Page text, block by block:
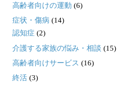
高齢者向けの運動 (6)
症状・傷病 (14)
認知症 (2)
介護する家族の悩み・相談 (15)
高齢者向けサービス (16)
終活 (3)